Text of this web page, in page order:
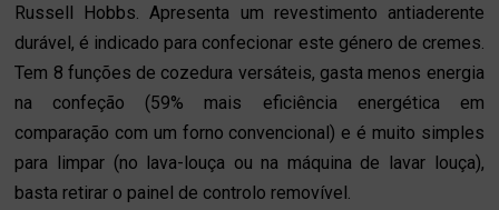
Russell Hobbs. Apresenta um revestimento antiaderente
durável, é indicado para confecionar este género de cremes.
Tem 8 funções de cozedura versáteis, gasta menos energia
na confeção (59% mais eficiência energética em
comparação com um forno convencional) e é muito simples
para limpar (no lava-louça ou na máquina de lavar louça),
basta retirar o painel de controlo removível.